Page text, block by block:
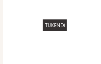
TÜKENDİ